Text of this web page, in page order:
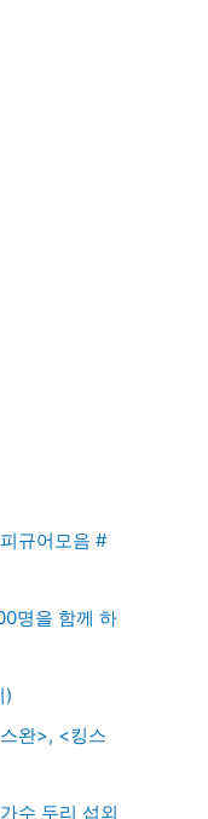
규어모음 #
명을 함께 하
)
완>, <킹스
수 두리 섭외